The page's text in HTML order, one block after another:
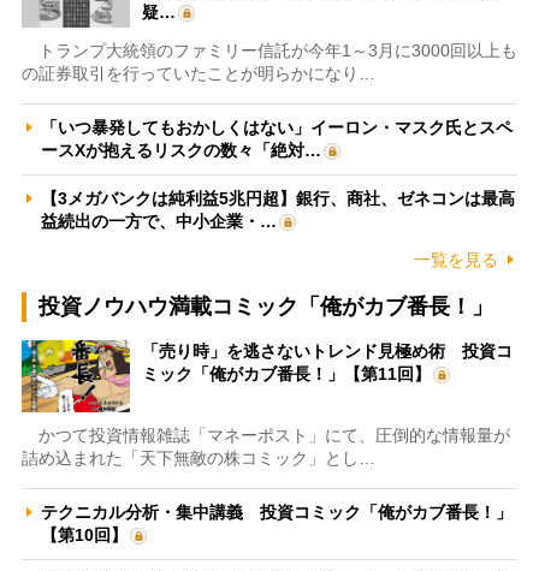
疑…
トランプ大統領のファミリー信託が今年1～3月に3000回以上も
の証券取引を行っていたことが明らかになり…
「いつ暴発してもおかしくはない」イーロン・マスク氏とスペ
ースXが抱えるリスクの数々「絶対…
【3メガバンクは純利益5兆円超】銀行、商社、ゼネコンは最高
益続出の一方で、中小企業・…
一覧を見る
投資ノウハウ満載コミック「俺がカブ番長！」
「売り時」を逃さないトレンド見極め術 投資コ
ミック「俺がカブ番長！」【第11回】
かつて投資情報雑誌「マネーポスト」にて、圧倒的な情報量が
詰め込まれた「天下無敵の株コミック」とし…
テクニカル分析・集中講義 投資コミック「俺がカブ番長！」
【第10回】